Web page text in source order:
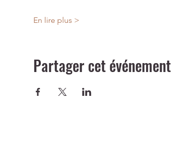
En lire plus >
Partager cet événement